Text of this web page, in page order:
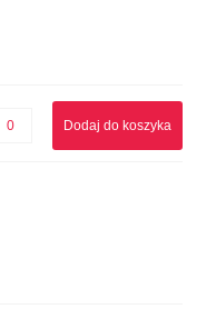
Dodaj do koszyka